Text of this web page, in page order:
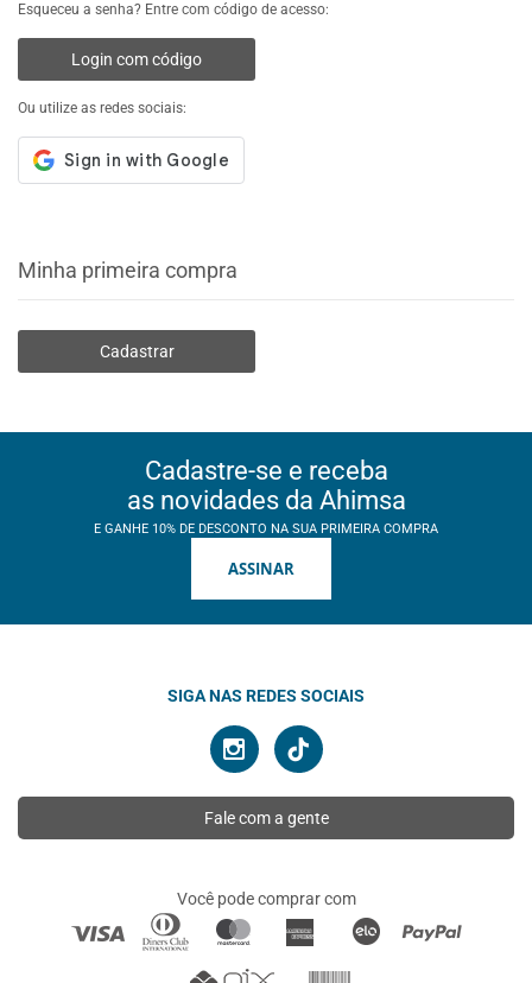
Esqueceu a senha? Entre com código de acesso:
Login com código
Ou utilize as redes sociais:
Minha primeira compra
Cadastrar
Cadastre-se e receba
as novidades da Ahimsa
E GANHE 10% DE DESCONTO NA SUA PRIMEIRA COMPRA
ASSINAR
SIGA NAS REDES SOCIAIS
Fale com a gente
Você pode comprar com